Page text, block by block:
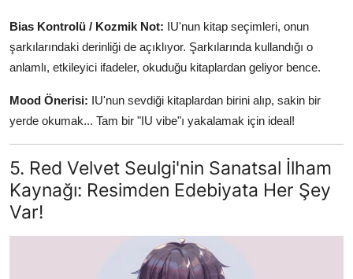
Bias Kontrolü / Kozmik Not: IU'nun kitap seçimleri, onun
şarkılarındaki derinliği de açıklıyor. Şarkılarında kullandığı o
anlamlı, etkileyici ifadeler, okuduğu kitaplardan geliyor bence.
Mood Önerisi: IU'nun sevdiği kitaplardan birini alıp, sakin bir
yerde okumak... Tam bir "IU vibe"ı yakalamak için ideal!
5. Red Velvet Seulgi'nin Sanatsal İlham
Kaynağı: Resimden Edebiyata Her Şey
Var!